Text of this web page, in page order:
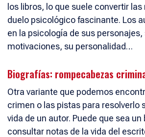
los libros, lo que suele convertir las
duelo psicológico fascinante. Los
en la psicología de sus personajes,
motivaciones, su personalidad…
Biografías: rompecabezas
Otra variante que podemos
crimen o las pistas para resolverlo
vida de un autor. Puede que sea un
consultar notas de la vida del